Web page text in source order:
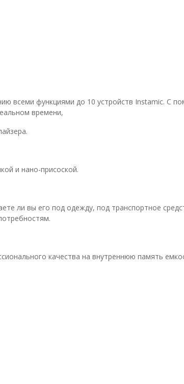
всеми функциями до 10 устройств Instamic. С
времени,
и нано-присоской.
ли вы его под одежду, под транспортное
качества на внутреннюю память